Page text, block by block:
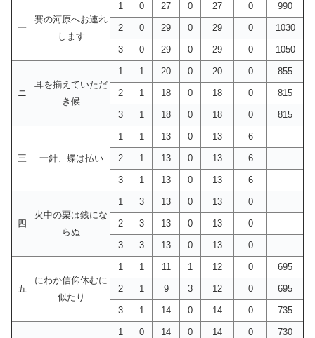
一
賽の河原へお連れ
します
1 0 27 0 27 0 990
2 0 29 0 29 0 1030
3 0 29 0 29 0 1050
ニ
耳を揃えていただ
き候
1 1 20 0 20 0 855
2 1 18 0 18 0 815
3 1 18 0 18 0 815
三 一針、蝶は払い
1 1 13 0 13 6
2 1 13 0 13 6
3 1 13 0 13 6
四
火中の栗は銭にな
らぬ
1 3 13 0 13 0
2 3 13 0 13 0
3 3 13 0 13 0
五
にわか信仰休むに
似たり
1 1 11 1 12 0 695
2 1 9 3 12 0 695
3 1 14 0 14 0 735
1 0 14 0 14 0 730